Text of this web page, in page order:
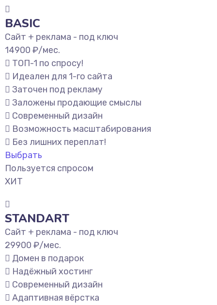
BASIC
Сайт + реклама - под ключ
14900 ₽/мес.
ТОП-1 по спросу!
Идеален для 1-го сайта
Заточен под рекламу
Заложены продающие смыслы
Современный дизайн
Возможность масштабирования
Без лишних переплат!
Выбрать
Пользуется спросом
ХИТ
STANDART
Сайт + реклама - под ключ
29900 ₽/мес.
Домен в подарок
Надёжный хостинг
Современный дизайн
Адаптивная вёрстка